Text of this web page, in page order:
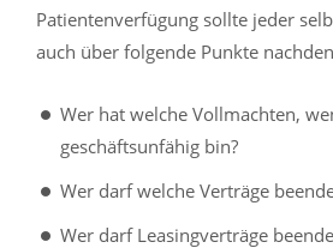
Patientenverfügung sollte jeder
auch über folgende Punkte
Wer hat welche Vollmachten,
geschäftsunfähig bin?
Wer darf welche Verträge
Wer darf Leasingverträge